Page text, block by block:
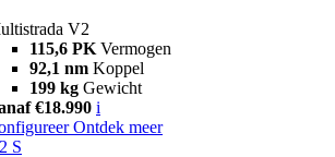
V2
115,6 PK Vermogen
92,1 nm Koppel
199 kg Gewicht
€18.990 i
Ontdek meer
S